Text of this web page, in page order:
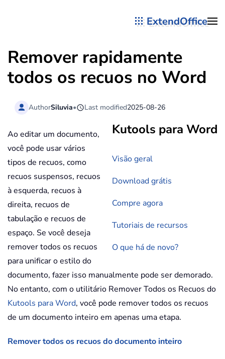
ExtendOffice
Remover rapidamente
todos os recuos no Word
AuthorSiluvia• Last modified2025-08-26
Kutools para Word
Visão geral
Download grátis
Compre agora
Tutoriais de recursos
O que há de novo?
Ao editar um documento,
você pode usar vários
tipos de recuos, como
recuos suspensos, recuos
à esquerda, recuos à
direita, recuos de
tabulação e recuos de
espaço. Se você deseja
remover todos os recuos
para unificar o estilo do
documento, fazer isso manualmente pode ser demorado.
No entanto, com o utilitário Remover Todos os Recuos do
Kutools para Word, você pode remover todos os recuos
de um documento inteiro em apenas uma etapa.
Remover todos os recuos do documento inteiro